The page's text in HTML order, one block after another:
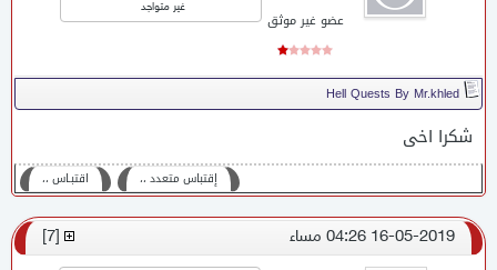
عضو غير موثق
غير متواجد
Hell Quests By Mr.khled
شكرا اخى
اقتبـاس ،، إقتباس متعدد ،،
16-05-2019 04:26 مساء [
7